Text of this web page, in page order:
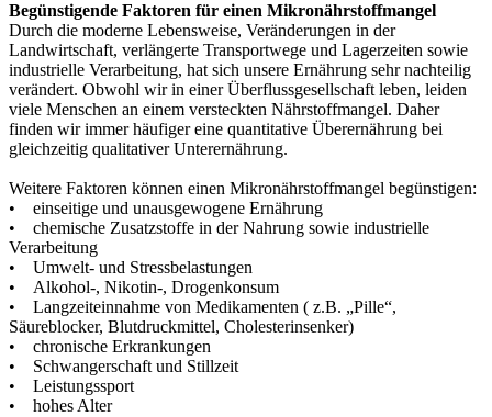
Begünstigende Faktoren für einen Mikronährstoffmangel
Durch die moderne Lebensweise, Veränderungen in der
Landwirtschaft, verlängerte Transportwege und Lagerzeiten sowie
industrielle Verarbeitung, hat sich unsere Ernährung sehr nachteilig
verändert. Obwohl wir in einer Überflussgesellschaft leben, leiden
viele Menschen an einem versteckten Nährstoffmangel. Daher
finden wir immer häufiger eine quantitative Überernährung bei
gleichzeitig qualitativer Unterernährung.
Weitere Faktoren können einen Mikronährstoffmangel begünstigen:
• einseitige und unausgewogene Ernährung
• chemische Zusatzstoffe in der Nahrung sowie industrielle
Verarbeitung
• Umwelt- und Stressbelastungen
• Alkohol-, Nikotin-, Drogenkonsum
• Langzeiteinnahme von Medikamenten ( z.B. „Pille“,
Säureblocker, Blutdruckmittel, Cholesterinsenker)
• chronische Erkrankungen
• Schwangerschaft und Stillzeit
• Leistungssport
• hohes Alter